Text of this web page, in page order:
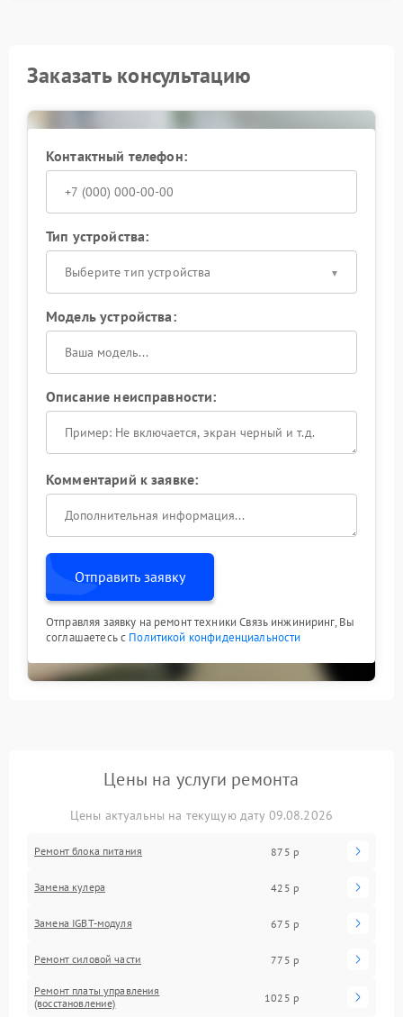
Заказать консультацию
Контактный телефон:
Тип устройства:
Выберите тип устройства
Модель устройства:
Описание неисправности:
Комментарий к заявке:
Отправить заявку
Отправляя заявку на ремонт техники Связь инжиниринг, Вы
соглашаетесь с Политикой конфиденциальности
Цены на услуги ремонта
Цены актуальны на текущую дату 09.08.2026
Ремонт блока питания 875 р
Замена кулера 425 р
Замена IGBT-модуля 675 р
Ремонт силовой части 775 р
Ремонт платы управления
(восстановление)
1025 р